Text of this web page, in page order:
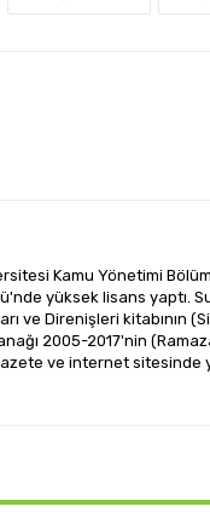
Kamu Yönetimi
yüksek lisans yaptı.
ve Direnişleri kitabının
2005-2017'nin
ve internet sitesinde